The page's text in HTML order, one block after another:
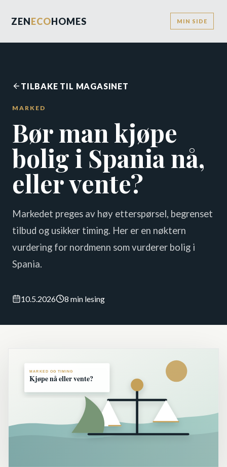
ZENECOHOMES MIN SIDE
TILBAKE TIL MAGASINET
MARKED
Bør man kjøpe
bolig i Spania nå,
eller vente?
Markedet preges av høy etterspørsel, begrenset
tilbud og usikker timing. Her er en nøktern
vurdering for nordmenn som vurderer bolig i
Spania.
10.5.2026 8 min lesing